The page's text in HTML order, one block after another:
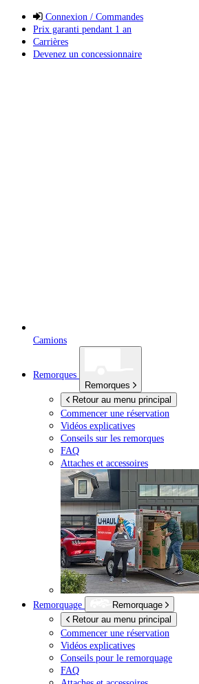
Connexion / Commandes
Prix garanti pendant 1 an
Carrières
Devenez un concessionnaire
Camions
Remorques
Remorques
Retour au menu principal
Commencer une réservation
Vidéos explicatives
Conseils sur les remorques
FAQ
Attaches et accessoires
Remorquage
Remorquage
Retour au menu principal
Commencer une réservation
Vidéos explicatives
Conseils pour le remorquage
FAQ